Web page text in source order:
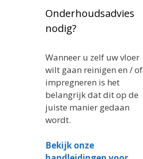
Onderhoudsadvies
nodig?
Wanneer u zelf uw vloer
wilt gaan reinigen en / of
impregneren is het
belangrijk dat dit op de
juiste manier gedaan
wordt.
Bekijk onze